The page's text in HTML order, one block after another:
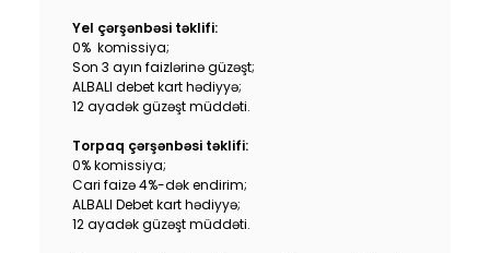
Yel çərşənbəsi təklifi:
0% komissiya;
Son 3 ayın faizlərinə güzəşt;
ALBALI debet kart hədiyyə;
12 ayadək güzəşt müddəti.
Torpaq çərşənbəsi təklifi:
0% komissiya;
Cari faizə 4%-dək endirim;
ALBALI Debet kart hədiyyə;
12 ayadək güzəşt müddəti.